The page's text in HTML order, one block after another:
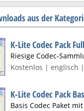
aus der
K-Lite Codec Pack Full
Riesige Codec-
Kostenlos | englisch
K-Lite Codec Pack
Basis Codec Paket